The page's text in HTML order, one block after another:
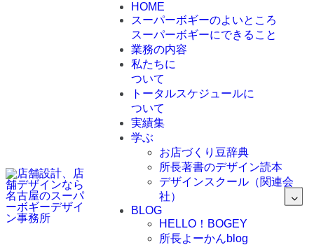
HOME
スーパーボギーのよいところ
スーパーボギーにできること
業務の内容
私たちに
ついて
トータルスケジュールに
ついて
実績集
学ぶ
お店づくり豆辞典
所長著書のデザイン読本
デザインスクール（関連会
社）
BLOG
HELLO！BOGEY
所長よーかんblog